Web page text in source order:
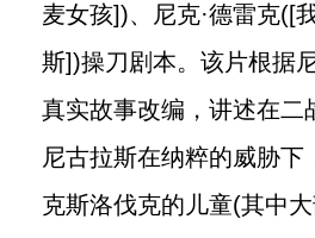
麦女孩])、尼克·德雷克([
斯])操刀剧本。该片根据
真实故事改编，讲述在二
尼古拉斯在纳粹的威胁下
克斯洛伐克的儿童(其中